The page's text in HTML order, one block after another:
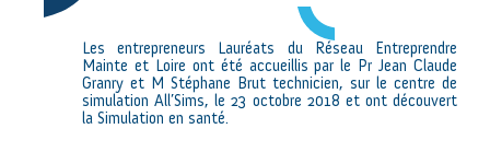
Les entrepreneurs Lauréats du Réseau Entreprendre
Mainte et Loire ont été accueillis par le Pr Jean Claude
Granry et M Stéphane Brut technicien, sur le centre de
simulation All’Sims, le 23 octobre 2018 et ont découvert
la Simulation en santé.